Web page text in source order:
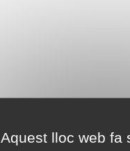
Aquest lloc web fa